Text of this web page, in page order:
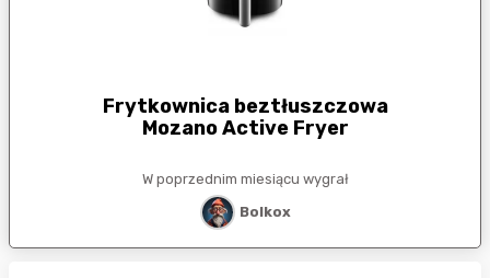
Frytkownica beztłuszczowa
Mozano Active Fryer
W poprzednim miesiącu wygrał
Bolkox